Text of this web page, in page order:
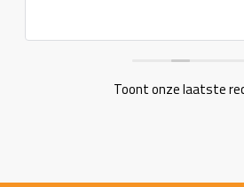
Toont onze laatste